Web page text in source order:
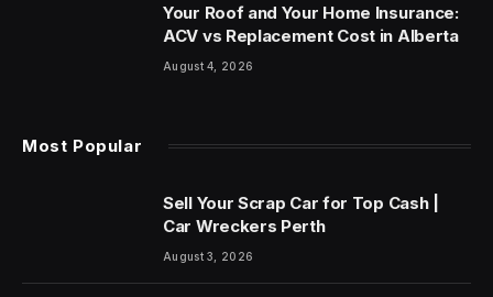
Your Roof and Your Home Insurance:
ACV vs Replacement Cost in Alberta
August 4, 2026
Most Popular
Sell Your Scrap Car for Top Cash |
Car Wreckers Perth
August 3, 2026